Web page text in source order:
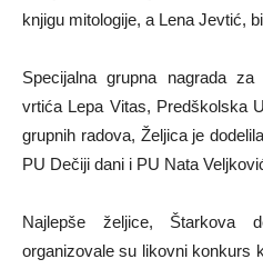
knjigu mitologije, a Lena Jevtić,
Specijalna grupna nagrada
vrtića Lepa Vitas, Predškolska
grupnih radova, Željica je
PU Dečiji dani i PU Nata
Najlepše željice, Štarkova
organizovale su likovni konkurs